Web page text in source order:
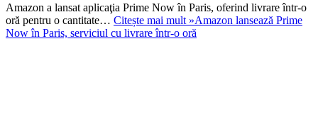
Amazon a lansat aplicaţia Prime Now în Paris, oferind livrare într-o
oră pentru o cantitate… Citește mai mult »Amazon lansează Prime
Now în Paris, serviciul cu livrare într-o oră